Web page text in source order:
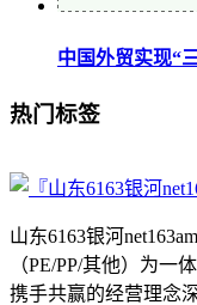
中国外贸实现“
热门标签
山东6163银河
（PE/PP/其他）为一
携手共赢的经营理念